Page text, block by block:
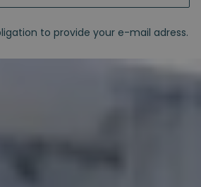
to provide your e-mail adress.